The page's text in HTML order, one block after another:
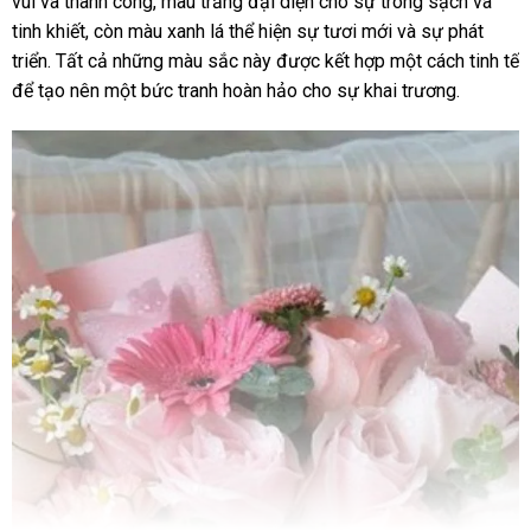
tinh khiết, còn màu xanh lá thể hiện sự tươi mới và sự phát
triển. Tất cả những màu sắc này được kết hợp một cách tinh tế
để tạo nên một bức tranh hoàn hảo cho sự khai trương.